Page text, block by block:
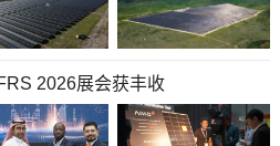
2026展会获丰收